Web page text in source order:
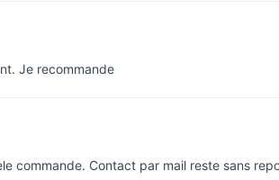
Je recommande
commande. Contact par mail reste sans